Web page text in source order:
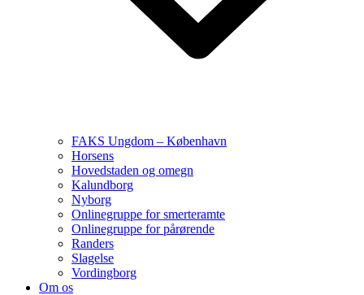
FAKS Ungdom – København
Horsens
Hovedstaden og omegn
Kalundborg
Nyborg
Onlinegruppe for smerteramte
Onlinegruppe for pårørende
Randers
Slagelse
Vordingborg
Om os